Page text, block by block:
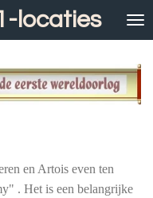
locaties
en Artois even ten
. Het is een belangrijke